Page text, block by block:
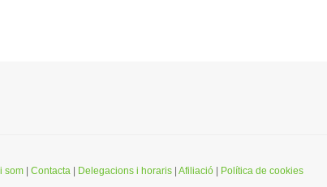
som Contacta Delegacions i horaris Afiliació Política de cookies